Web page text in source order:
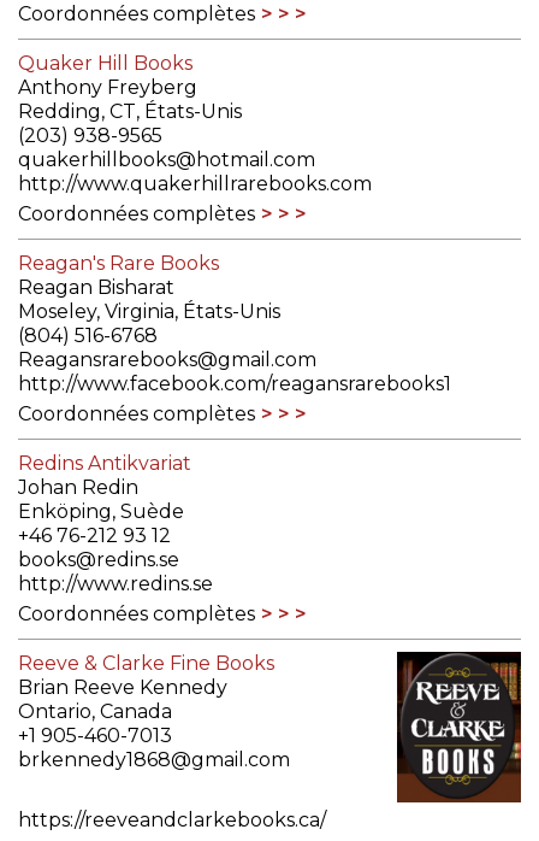
Coordonnées complètes
Quaker Hill Books
Anthony Freyberg
Redding, CT, États-Unis
(203) 938-9565
quakerhillbooks@hotmail.com
http://www.quakerhillrarebooks.com
Coordonnées complètes
Reagan's Rare Books
Reagan Bisharat
Moseley, Virginia, États-Unis
(804) 516-6768
Reagansrarebooks@gmail.com
http://www.facebook.com/reagansrarebooks1
Coordonnées complètes
Redins Antikvariat
Johan Redin
Enköping, Suède
+46 76-212 93 12
books@redins.se
http://www.redins.se
Coordonnées complètes
Reeve & Clarke Fine Books
Brian Reeve Kennedy
Ontario, Canada
+1 905-460-7013
brkennedy1868@gmail.com
https://reeveandclarkebooks.ca/